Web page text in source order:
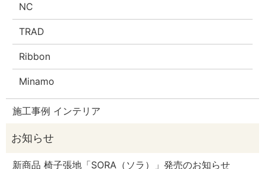
NC
TRAD
Ribbon
Minamo
施工事例 インテリア
新商品 椅子張地「SORA（ソラ）」発売のお知らせ